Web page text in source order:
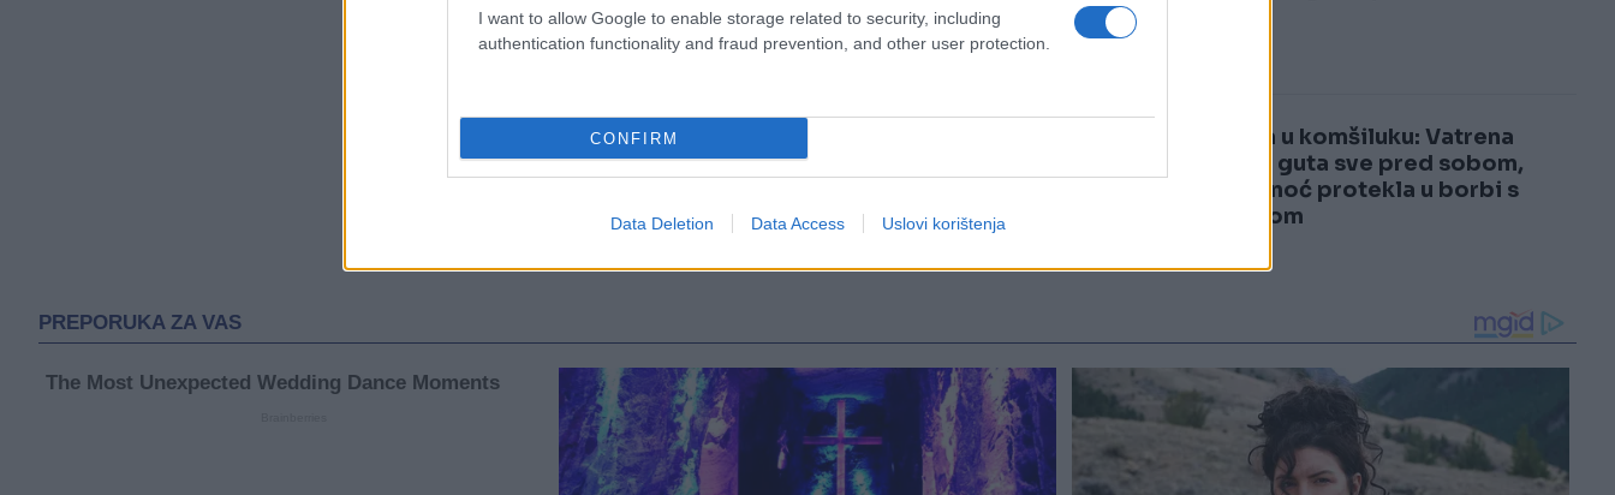
I want to allow Google to enable storage related to security, including
authentication functionality and fraud prevention, and other user protection.
CONFIRM
Data Deletion Data Access Uslovi korištenja 4
Drama u komšiluku: Vatrena
stihija guta sve pred sobom,
cijela noć protekla u borbi s
požarom